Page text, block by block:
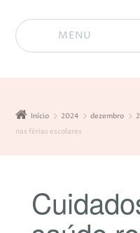
MENU
Início 2024 dezembro
nas férias escolares